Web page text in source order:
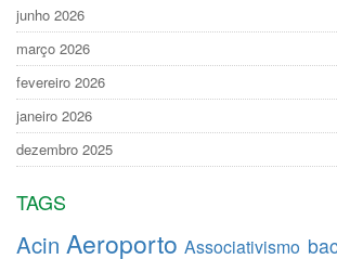
junho 2026
março 2026
fevereiro 2026
janeiro 2026
dezembro 2025
TAGS
Acin Aeroporto Associativismo